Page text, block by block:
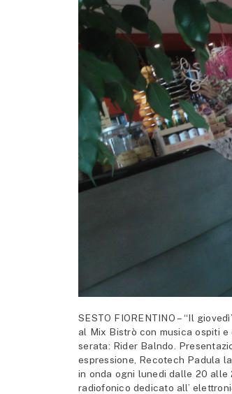
SESTO FIORENTINO – “Il
al Mix Bistrò con musica ospiti
serata: Rider Balndo.
espressione, Recotech Padula
in onda ogni lunedi dalle 20 alle
radiofonico dedicato all’